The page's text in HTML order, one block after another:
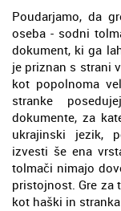
Poudarjamo, da
oseba - sodni
dokument, ki ga
je priznan s strani
kot popolnoma
stranke
dokumente, za
ukrajinski jezik,
izvesti še ena
tolmači nimajo
pristojnost. Gre za
kot haški in